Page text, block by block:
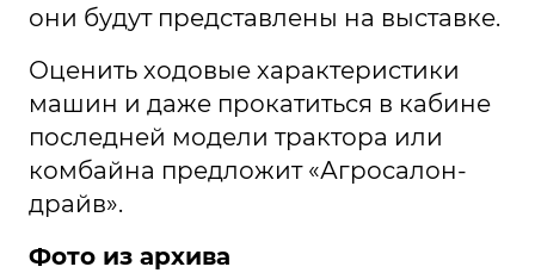
они будут представлены на выставке.
Оценить ходовые характеристики
машин и даже прокатиться в кабине
последней модели трактора или
комбайна предложит «Агросалон-
драйв».
Фото из архива